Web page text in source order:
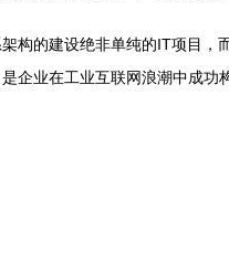
构的建设绝非单纯的IT项目，
企业在工业互联网浪潮中成功